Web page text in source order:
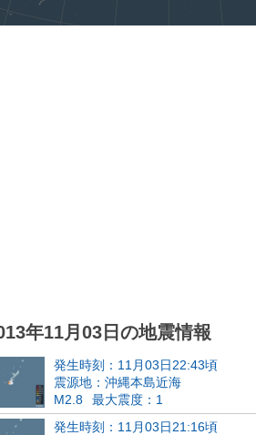
年11月03日の地震情報
発生時刻：11月03日22:43頃
震源地：沖縄本島近海
M2.8
最大震度：1
発生時刻：11月03日21:16頃